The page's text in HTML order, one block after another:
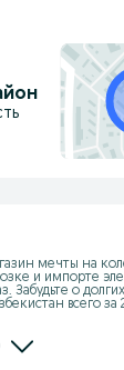
мечты на
и импорте
Забудьте о
всего
всего в
вы можете быстро